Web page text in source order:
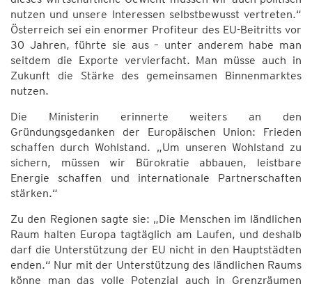
nutzen und unsere Interessen selbstbewusst vertreten.“
Österreich sei ein enormer Profiteur des EU-Beitritts vor
30 Jahren, führte sie aus – unter anderem habe man
seitdem die Exporte vervierfacht. Man müsse auch in
Zukunft die Stärke des gemeinsamen Binnenmarktes
nutzen.
Die Ministerin erinnerte weiters an den
Gründungsgedanken der Europäischen Union: Frieden
schaffen durch Wohlstand. „Um unseren Wohlstand zu
sichern, müssen wir Bürokratie abbauen, leistbare
Energie schaffen und internationale Partnerschaften
stärken.“
Zu den Regionen sagte sie: „Die Menschen im ländlichen
Raum halten Europa tagtäglich am Laufen, und deshalb
darf die Unterstützung der EU nicht in den Hauptstädten
enden.“ Nur mit der Unterstützung des ländlichen Raums
könne man das volle Potenzial auch in Grenzräumen